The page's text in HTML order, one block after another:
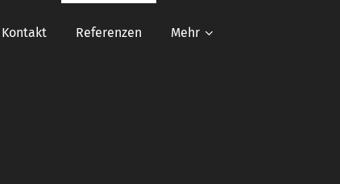
Kontakt Referenzen Mehr